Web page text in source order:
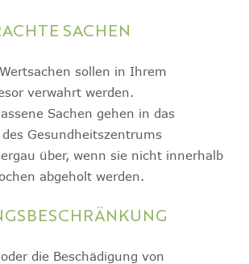
SACHEN
sollen in Ihrem
verwahrt werden.
Sachen gehen in das
Gesundheitszentrums
über, wenn sie nicht innerhalb
abgeholt werden.
die Beschädigung von